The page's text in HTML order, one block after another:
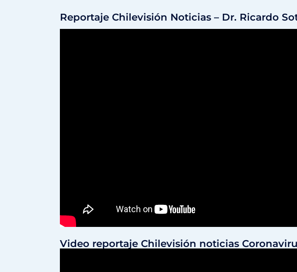
Reportaje Chilevisión Noticias – Dr. Ricardo
Video reportaje Chilevisión noticias